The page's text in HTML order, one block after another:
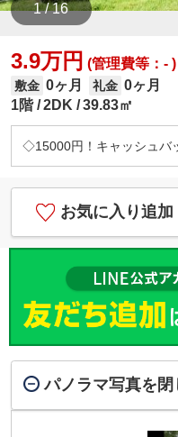
1 / 16
3.9万円 (管理費等：- )
敷金 0ヶ月 礼金 0ヶ月
1階 2DK 39.83㎡
◇15000円！キャッシュバ
お気に入り追加
パノラマ写真を閉